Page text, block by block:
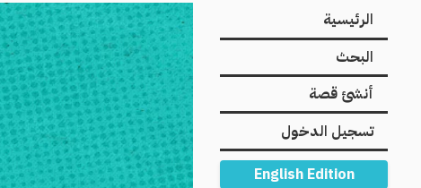
Main
navigation
الرئيسية
البحث
أنشئ قصة
تسجيل الدخول
English Edition